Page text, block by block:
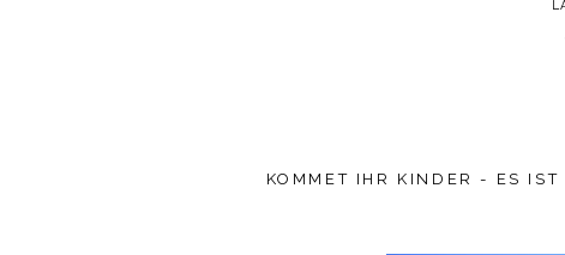
KOMMET IHR KINDER - ES